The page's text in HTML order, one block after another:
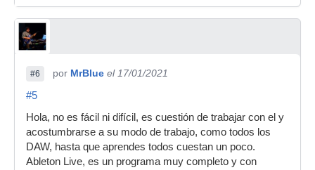
#6 por MrBlue el 17/01/2021
#5
Hola, no es fácil ni difícil, es cuestión de trabajar con el y
acostumbrarse a su modo de trabajo, como todos los
DAW, hasta que aprendes todos cuestan un poco.
Ableton Live, es un programa muy completo y con